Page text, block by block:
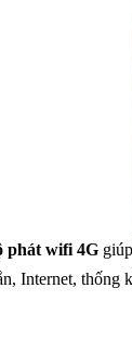
phát wifi 4G
Internet, thống